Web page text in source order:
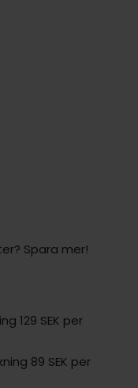
Spara mer!
129 SEK per
89 SEK per